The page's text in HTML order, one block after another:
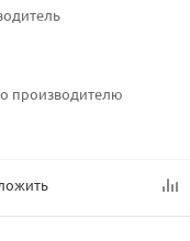
производителю